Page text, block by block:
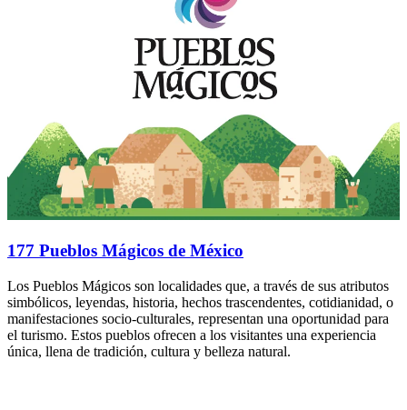
177 Pueblos Mágicos de México
Los Pueblos Mágicos son localidades que, a través de sus atributos
simbólicos, leyendas, historia, hechos trascendentes, cotidianidad, o
manifestaciones socio-culturales, representan una oportunidad para
el turismo. Estos pueblos ofrecen a los visitantes una experiencia
única, llena de tradición, cultura y belleza natural.